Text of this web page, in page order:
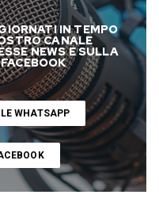
IN TEMPO
CANALE
NEWS E SULLA
WHATSAPP